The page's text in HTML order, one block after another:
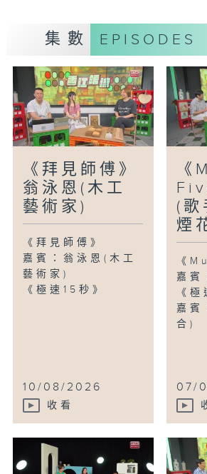
集數 EPISODES
《拜見師傅》
翁泳恩(木工
藝術家)
《拜見師傅》
嘉賓：翁泳恩(木工
藝術家)
《極速15秒》
10/08/2026
收看
《
(歌
煙
《
嘉賓
《
嘉賓
合)
07/